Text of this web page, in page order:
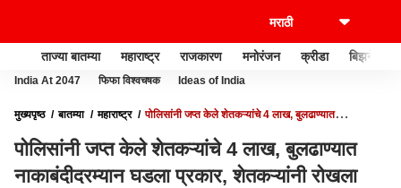
ताज्या बातम्या महाराष्ट्र राजकारण मनोरंजन क्रीडा बिझनेस
India At 2047 फिफा विश्वचषक Ideas of India
मुख्यपृष्ठ बातम्या महाराष्ट्र
पोलिसांनी जप्त केले शेतकऱ्यांचे 4 लाख, बुलढाण्यात
पोलिसांनी जप्त केले शेतकऱ्यांचे 4 लाख, बुलढाण्यात
नाकाबंदीदरम्यान घडला प्रकार, शेतकऱ्यांनी रोखला